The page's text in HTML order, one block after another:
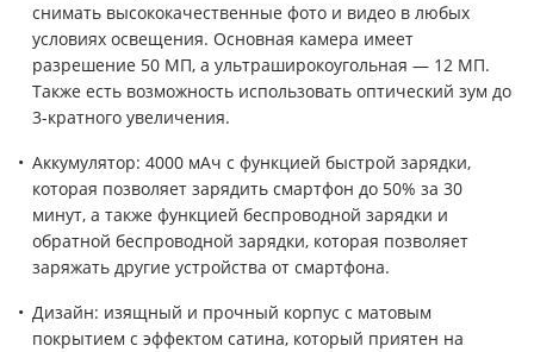
снимать высококачественные фото и видео в любых
условиях освещения. Основная камера имеет
разрешение 50 МП, а ультраширокоугольная — 12 МП.
Также есть возможность использовать оптический зум до
3-кратного увеличения.
Аккумулятор: 4000 мАч с функцией быстрой зарядки,
которая позволяет зарядить смартфон до 50% за 30
минут, а также функцией беспроводной зарядки и
обратной беспроводной зарядки, которая позволяет
заряжать другие устройства от смартфона.
Дизайн: изящный и прочный корпус с матовым
покрытием с эффектом сатина, который приятен на